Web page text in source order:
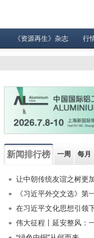
《资源再生》杂志 行
新闻排行榜 一周 每月
《习近平外交文选》第